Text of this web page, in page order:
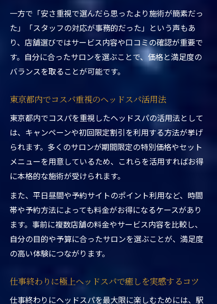
東京都台東区ヘッドスパ駅近くで安く癒し
を得る秘訣
安い料金で極上ヘッドスパを受けるテクニ
ック
浅草や上野で人気の癒しサロンを安く利用
ドライヘッドスパ都内おすすめ店の賢い活
用法
口コミ活用で東京都台東区ヘッドスパをお
得に体験
駅近くで極上ヘッドスパを賢く満喫
東京都台東区ヘッドスパ駅近くで極上体験
を賢く選ぶ
駅近サロンで満足度の高い施術を受ける方
法
安さと極上のリラクゼーションを両立する
コツ
満喫
一方で「安さ重視で選んだら思ったより施術が簡素だっ
た」「スタッフの対応が事務的だった」という声もあ
り、店舗選びではサービス内容や口コミの確認が重要で
す。自分に合ったサロンを選ぶことで、価格と満足度の
バランスを取ることが可能です。
東京都内でコスパ重視のヘッドスパ活用法
東京都内でコスパを重視したヘッドスパの活用法として
は、キャンペーンや初回限定割引を利用する方法が挙げ
られます。多くのサロンが期間限定の特別価格やセット
メニューを用意しているため、これらを活用すればお得
に本格的な施術が受けられます。
また、平日昼間や予約サイトのポイント利用など、時間
帯や予約方法によっても料金がお得になるケースがあり
ます。事前に複数店舗の料金やサービス内容を比較し、
自分の目的や予算に合ったサロンを選ぶことが、満足度
の高い体験につながります。
仕事終わりに極上ヘッドスパで癒しを実感するコツ
仕事終わりにヘッドスパを最大限に楽しむためには、駅